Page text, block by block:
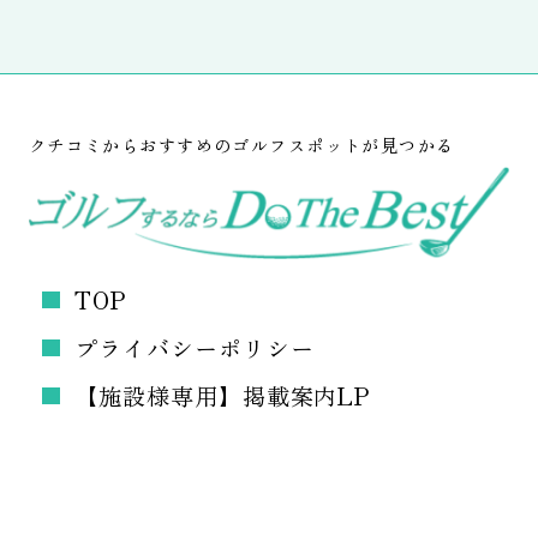
クチコミからおすすめのゴルフスポットが見つかる
TOP
プライバシーポリシー
【施設様専用】掲載案内LP